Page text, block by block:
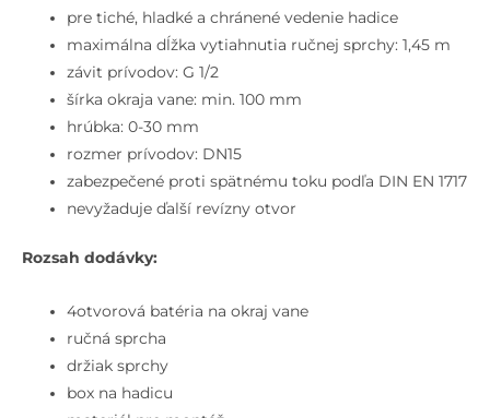
pre tiché, hladké a chránené vedenie hadice
maximálna dĺžka vytiahnutia ručnej sprchy: 1,45 m
závit prívodov: G 1/2
šírka okraja vane: min. 100 mm
hrúbka: 0-30 mm
rozmer prívodov: DN15
zabezpečené proti spätnému toku podľa DIN EN 1717
nevyžaduje ďalší revízny otvor
Rozsah dodávky:
4otvorová batéria na okraj vane
ručná sprcha
držiak sprchy
box na hadicu